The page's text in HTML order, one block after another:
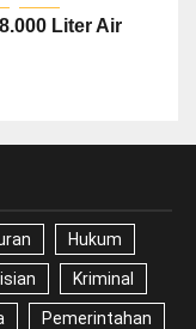
Liter Air
Hukum
Kriminal
Pemerintahan